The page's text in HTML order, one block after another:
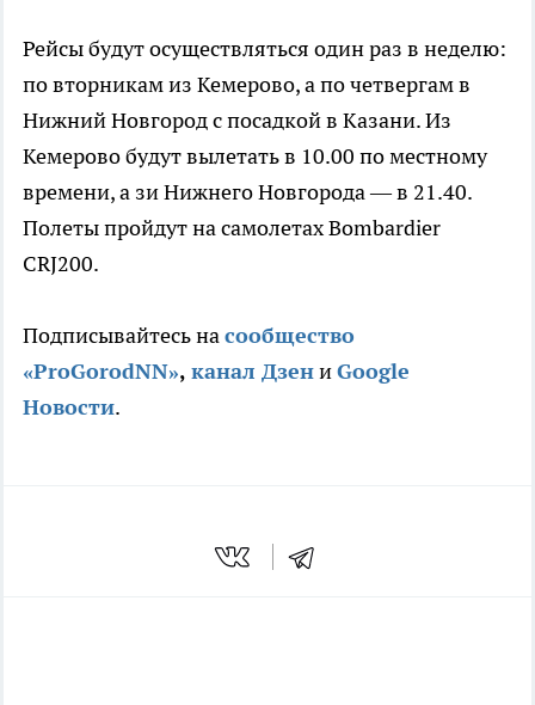
Рейсы будут осуществляться один раз в неделю:
по вторникам из Кемерово, а по четвергам в
Нижний Новгород с посадкой в Казани. Из
Кемерово будут вылетать в 10.00 по местному
времени, а зи Нижнего Новгорода — в 21.40.
Полеты пройдут на самолетах Bombardier
CRJ200.
Подписывайтесь насообщество
«ProGorodNN», канал ДзениGoogle
Новости.